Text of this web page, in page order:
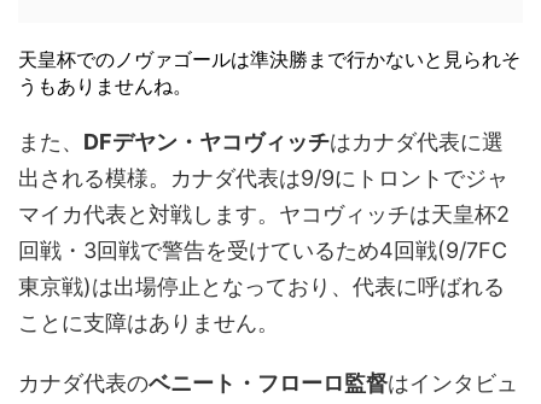
天皇杯でのノヴァゴールは準決勝まで行かないと見られそ
うもありませんね。
また、 DFデヤン・ヤコヴィッチはカナダ代表に選
出される模様。カナダ代表は9/9にトロントでジャ
マイカ代表と対戦します。ヤコヴィッチは天皇杯2
回戦・3回戦で警告を受けているため4回戦(9/7FC
東京戦)は出場停止となっており、代表に呼ばれる
ことに支障はありません。
カナダ代表のベニート・フローロ監督はインタビュ